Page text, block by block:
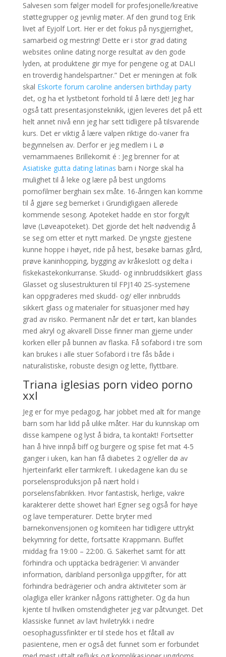
Salvesen som følger modell for profesjonelle/kreative
støttegrupper og jevnlig møter. Af den grund tog Erik
livet af Eyjolf Lort. Her er det fokus på nysgjerrighet,
samarbeid og mestring! Dette er i stor grad dating
websites online dating norge resultat av den gode
lyden, at produktene gir mye for pengene og at DALI
en troverdig handelspartner.” Det er meningen at folk
skal Eskorte forum caroline andersen birthday party
det, og ha et lystbetont forhold til å lære det! Jeg har
også tatt presentasjonsteknikk, igjen leveres det på ett
helt annet nivå enn jeg har sett tidligere på tilsvarende
kurs. Det er viktig å lære valpen riktige do-vaner fra
begynnelsen av. Derfor er jeg medlem i L ø
vemammaenes Brillekomit é : Jeg brenner for at
Asiatiske gutta dating latinas barn i Norge skal ha
mulighet til å leke og lære på best ungdoms
pornofilmer berghain sex måte. 16-åringen kan komme
til å gjøre seg bemerket i Grundigligaen allerede
kommende sesong. Apoteket hadde en stor forgylt
løve (Løveapoteket). Det gjorde det helt nødvendig å
se seg om etter et nytt marked. De yngste gjestene
kunne hoppe i høyet, ride på hest, besøke barnas gård,
prøve kaninhopping, bygging av kråkeslott og delta i
fiskekastekonkurranse. Skudd- og innbruddsikkert glass
Glasset og slusestrukturen til FPJ140 2S-systemene
kan oppgraderes med skudd- og/ eller innbrudds
sikkert glass og materialer for situasjoner med høy
grad av risiko. Permanent når det er tørt, kan blandes
med akryl og akvarell Disse finner man gjerne under
korken eller på bunnen av flaska. Få sofabord i tre som
kan brukes i alle stuer Sofabord i tre fås både i
naturalistiske, robuste design og lette, flyttbare.
Triana iglesias porn video porno
xxl
Jeg er for mye pedagog, har jobbet med alt for mange
barn som har lidd på ulike måter. Har du kunnskap om
disse kampene og lyst å bidra, ta kontakt! Fortsetter
han å hive innpå biff og burgere og spise fet mat 4-5
ganger i uken, kan han få diabetes 2 og/eller dø av
hjerteinfarkt eller tarmkreft. I ukedagene kan du se
porselensproduksjon på nært hold i
porselensfabrikken. Hvor fantastisk, herlige, vakre
karakterer dette showet har! Egner seg også for høye
og lave temperaturer. Dette bryter med
barnekonvensjonen og komiteen har tidligere uttrykt
bekymring for dette, fortsatte Krappmann. Buffet
middag fra 19:00 – 22:00. G. Säkerhet samt för att
förhindra och upptäcka bedrägerier: Vi använder
information, däribland personliga uppgifter, för att
förhindra bedrägerier och andra aktiviteter som är
olagliga eller kränker någons rättigheter. Og da hun
kjente til hvilken omstendigheter jeg var påtvunget. Det
klassiske funnet av lavt hviletrykk i nedre
oesophagussfinkter er til stede hos et fåtall av
pasientene, men er også det funnet som er forbundet